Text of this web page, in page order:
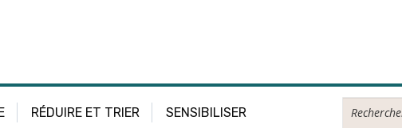
RÉDUIRE ET TRIER SENSIBILISER